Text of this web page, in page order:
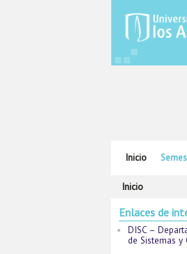
Inicio
Inicio
Enlaces de
DISC –
de Sistemas y